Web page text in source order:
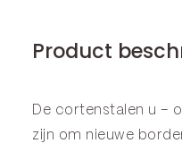
Product
De cortenstalen u –
zijn om nieuwe